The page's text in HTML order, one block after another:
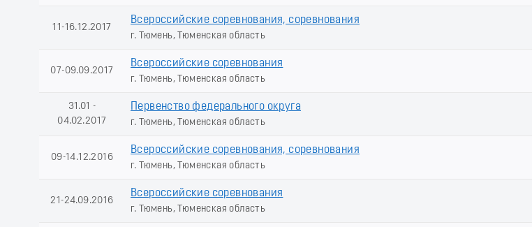
11-16.12.2017
Всероссийские соревнования, соревнования
г. Тюмень, Тюменская область
07-09.09.2017
Всероссийские соревнования
г. Тюмень, Тюменская область
31.01 -
04.02.2017
Первенство федерального округа
г. Тюмень, Тюменская область
09-14.12.2016
Всероссийские соревнования, соревнования
г. Тюмень, Тюменская область
21-24.09.2016
Всероссийские соревнования
г. Тюмень, Тюменская область